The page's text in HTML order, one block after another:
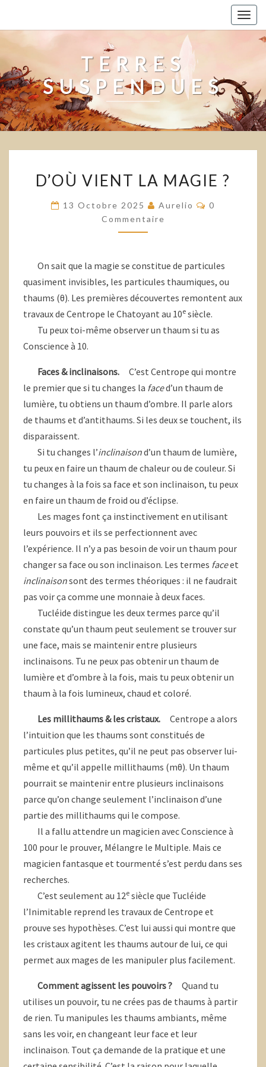
content
TERRES
SUSPENDUES
VIENT
MAGIE
?
D’OÙ VIENT LA MAGIE ?
13 Octobre 2025 Aurelio
0
Commentaire
On sait que la magie se constitue de particules
quasiment invisibles, les particules thaumiques, ou
thaums (θ). Les premières découvertes remontent aux
travaux de Centrope le Chatoyant au 10e siècle.
Tu peux toi-même observer un thaum si tu as
Conscience à 10.
Faces & inclinaisons. C’est Centrope qui montre
le premier que si tu changes la faced’un thaum de
lumière, tu obtiens un thaum d’ombre. Il parle alors
de thaums et d’antithaums. Si les deux se touchent, ils
disparaissent.
Si tu changes l’inclinaisond’un thaum de lumière,
tu peux en faire un thaum de chaleur ou de couleur. Si
tu changes à la fois sa face et son inclinaison, tu peux
en faire un thaum de froid ou d’éclipse.
Les mages font ça instinctivement en utilisant
leurs pouvoirs et ils se perfectionnent avec
l’expérience. Il n’y a pas besoin de voir un thaum pour
changer sa face ou son inclinaison. Les termes faceet
inclinaisonsont des termes théoriques : il ne faudrait
pas voir ça comme une monnaie à deux faces.
Tucléide distingue les deux termes parce qu’il
constate qu’un thaum peut seulement se trouver sur
une face, mais se maintenir entre plusieurs
inclinaisons. Tu ne peux pas obtenir un thaum de
lumière et d’ombre à la fois, mais tu peux obtenir un
thaum à la fois lumineux, chaud et coloré.
Les millithaums & les cristaux. Centrope a alors
l’intuition que les thaums sont constitués de
particules plus petites, qu’il ne peut pas observer lui-
même et qu’il appelle millithaums (mθ). Un thaum
pourrait se maintenir entre plusieurs inclinaisons
parce qu’on change seulement l’inclinaison d’une
partie des millithaums qui le compose.
Il a fallu attendre un magicien avec Conscience à
100 pour le prouver, Mélangre le Multiple. Mais ce
magicien fantasque et tourmenté s’est perdu dans ses
recherches.
C’est seulement au 12e siècle que Tucléide
l’Inimitable reprend les travaux de Centrope et
prouve ses hypothèses. C’est lui aussi qui montre que
les cristaux agitent les thaums autour de lui, ce qui
permet aux mages de les manipuler plus facilement.
Comment agissent les pouvoirs ? Quand tu
utilises un pouvoir, tu ne crées pas de thaums à partir
de rien. Tu manipules les thaums ambiants, même
sans les voir, en changeant leur face et leur
inclinaison. Tout ça demande de la pratique et une